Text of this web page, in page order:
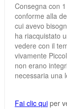
Consegna con
conforme alla
cui avevo
ha riacquistato
vedere con il
vivamente
non erano
necessaria una
Fai clic quiper